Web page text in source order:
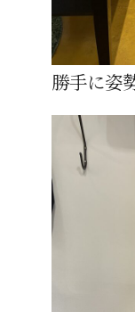
勝手に姿